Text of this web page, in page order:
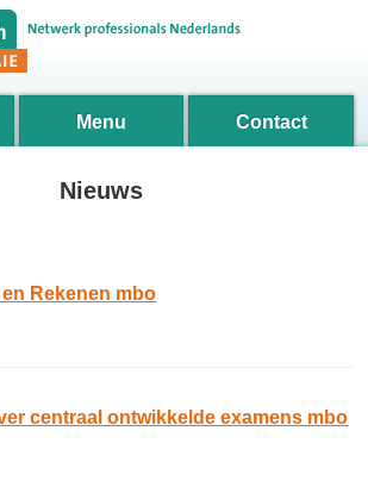
Menu Contact
Nieuws
Rekenen mbo
centraal ontwikkelde examens mbo